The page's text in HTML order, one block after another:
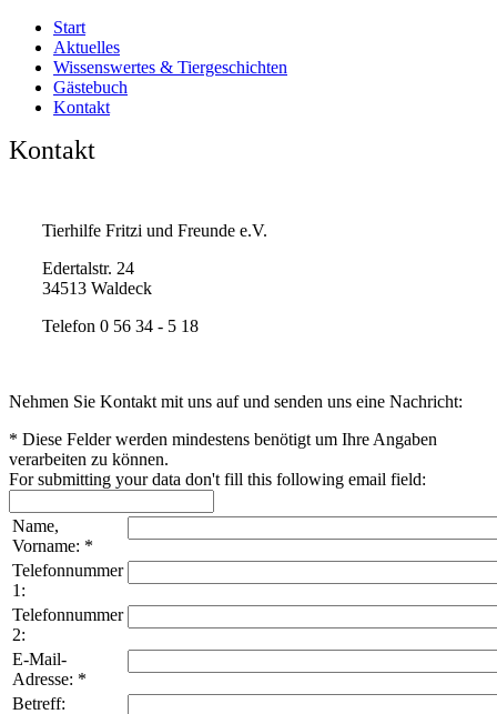
Start
Aktuelles
Wissenswertes & Tiergeschichten
Gästebuch
Kontakt
Kontakt
Tierhilfe Fritzi und Freunde e.V.
Edertalstr. 24
34513 Waldeck
Telefon 0 56 34 - 5 18
Nehmen Sie Kontakt mit uns auf und senden uns eine Nachricht:
* Diese Felder werden mindestens benötigt um Ihre Angaben
verarbeiten zu können.
For submitting your data don't fill this following email field:
Name,
Vorname: *
Telefonnummer
1:
Telefonnummer
2:
E-Mail-
Adresse: *
Betreff: